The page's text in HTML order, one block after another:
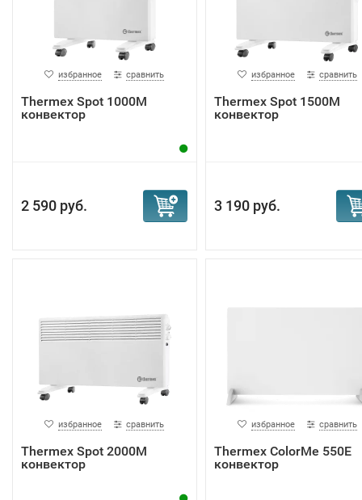
избранное сравнить
Тhermex Spot 1000M
конвектор
2 590 руб.
избранное сравнить
Тhermex Spot 1500M
конвектор
3 190 руб.
избранное сравнить
Тhermex Spot 2000M
конвектор
избранное сравнить
Тhermex ColorMe 550E
конвектор